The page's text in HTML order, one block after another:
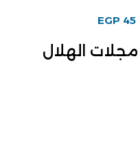
EGP 45
مجلات الهلال